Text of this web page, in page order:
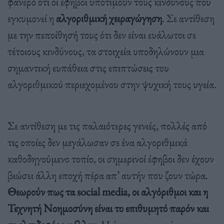
εγκυμονεί η αλγοριθμική χειραγώγηση. Σε αντίθεση
με την πεποίθησή τους ότι δεν είναι ευάλωτοι σε
τέτοιους κινδύνους, τα στοιχεία υποδηλώνουν μια
σημαντική ευπάθεια στις επιπτώσεις του
αλγοριθμικού περιεχομένου στην ψυχική τους υγεία.
Σε αντίθεση με τις παλαιότερες γενιές, πολλές από
τις οποίες δεν μεγάλωσαν σε ένα αλγοριθμικά
καθοδηγούμενο τοπίο, οι σημερινοί έφηβοι δεν έχουν
βιώσει άλλη εποχή πέρα απ’ αυτήν που ζουν τώρα.
Θεωρούν πως τα social media, οι αλγόριθμοι και η
Τεχνητή Νοημοσύνη είναι το επιθυμητό παρόν και